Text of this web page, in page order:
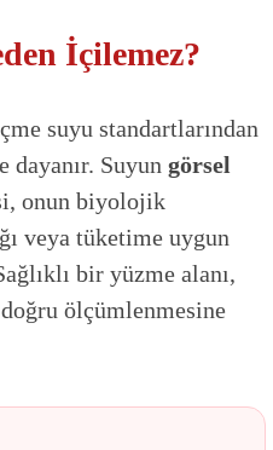
İçilemez?
suyu standartlarından
dayanır. Suyun görsel
onun biyolojik
veya tüketime uygun
bir yüzme alanı,
doğru ölçümlenmesine